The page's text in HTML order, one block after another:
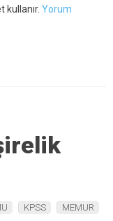
Yorum
KPSS MEMUR